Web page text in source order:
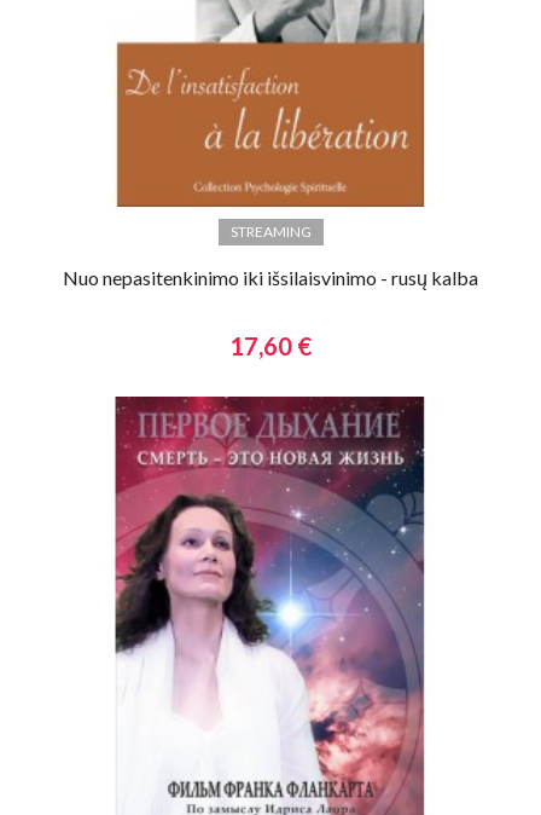
STREAMING
Nuo nepasitenkinimo iki išsilaisvinimo - rusų kalba
17,60 €